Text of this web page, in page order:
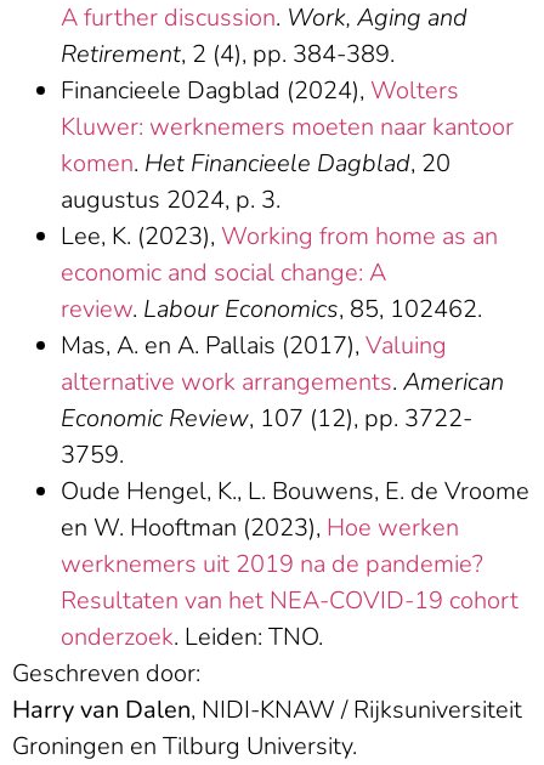
A further discussion. Work, Aging and
Retirement, 2 (4), pp. 384-389.
Financieele Dagblad (2024), Wolters
Kluwer: werknemers moeten naar kantoor
komen. Het Financieele Dagblad, 20
augustus 2024, p. 3.
Lee, K. (2023), Working from home as an
economic and social change: A
review. Labour Economics, 85, 102462.
Mas, A. en A. Pallais (2017), Valuing
alternative work arrangements. American
Economic Review, 107 (12), pp. 3722-
3759.
Oude Hengel, K., L. Bouwens, E. de Vroome
en W. Hooftman (2023), Hoe werken
werknemers uit 2019 na de pandemie?
Resultaten van het NEA-COVID-19 cohort
onderzoek. Leiden: TNO.
Geschreven door:
Harry van Dalen, NIDI-KNAW / Rijksuniversiteit
Groningen en Tilburg University.